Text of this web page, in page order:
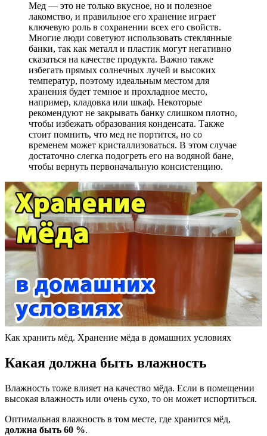
Мед — это не только вкусное, но и полезное
лакомство, и правильное его хранение играет
ключевую роль в сохранении всех его свойств.
Многие люди советуют использовать стеклянные
банки, так как металл и пластик могут негативно
сказаться на качестве продукта. Важно также
избегать прямых солнечных лучей и высоких
температур, поэтому идеальным местом для
хранения будет темное и прохладное место,
например, кладовка или шкаф. Некоторые
рекомендуют не закрывать банку слишком плотно,
чтобы избежать образования конденсата. Также
стоит помнить, что мед не портится, но со
временем может кристаллизоваться. В этом случае
достаточно слегка подогреть его на водяной бане,
чтобы вернуть первоначальную консистенцию.
Как хранить мёд. Хранение мёда в домашних условиях
Какая должна быть влажность
Влажность тоже влияет на качество мёда. Если в помещении
высокая влажность или очень сухо, то он может испортиться.
Оптимальная влажность в том месте, где хранится мёд,
должна быть 60 %.